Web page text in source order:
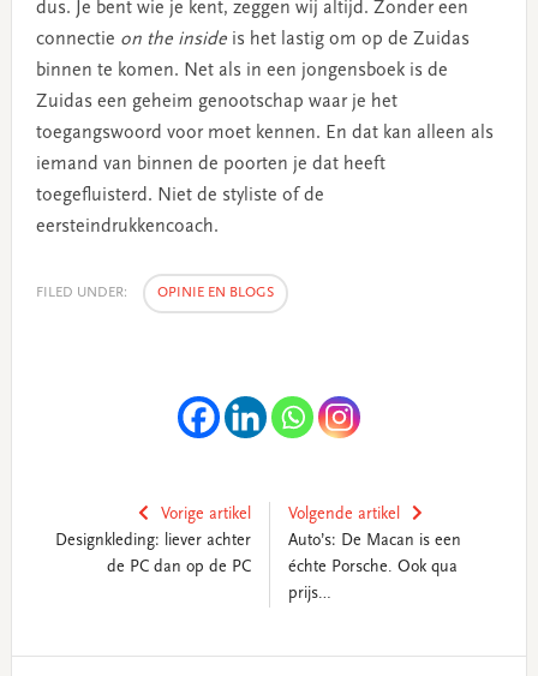
dus. Je bent wie je kent, zeggen wij altijd. Zonder een
connectie on the insideis het lastig om op de Zuidas
binnen te komen. Net als in een jongensboek is de
Zuidas een geheim genootschap waar je het
toegangswoord voor moet kennen. En dat kan alleen als
iemand van binnen de poorten je dat heeft
toegefluisterd. Niet de styliste of de
eersteindrukkencoach.
FILED UNDER: OPINIE EN BLOGS
Vorige artikel
Designkleding: liever achter
de PC dan op de PC
Volgende artikel
Auto’s: De Macan is een
échte Porsche. Ook qua
prijs…